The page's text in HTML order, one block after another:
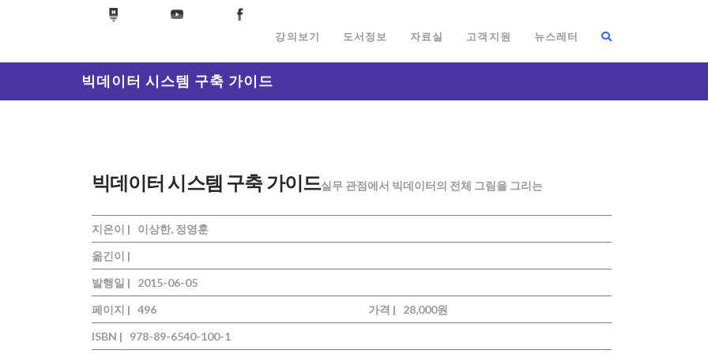
강의보기 도서정보 자료실 고객지원 뉴스레터
빅데이터 시스템 구축 가이드
빅데이터 시스템 구축 가이드실무 관점에서 빅데이터의 전체 그림을 그리는
지은이 |
이상한, 정영훈
옮긴이 |
발행일 |
2015-06-05
페이지 | 496 가격 |
28,000원
ISBN |
978-89-6540-100-1